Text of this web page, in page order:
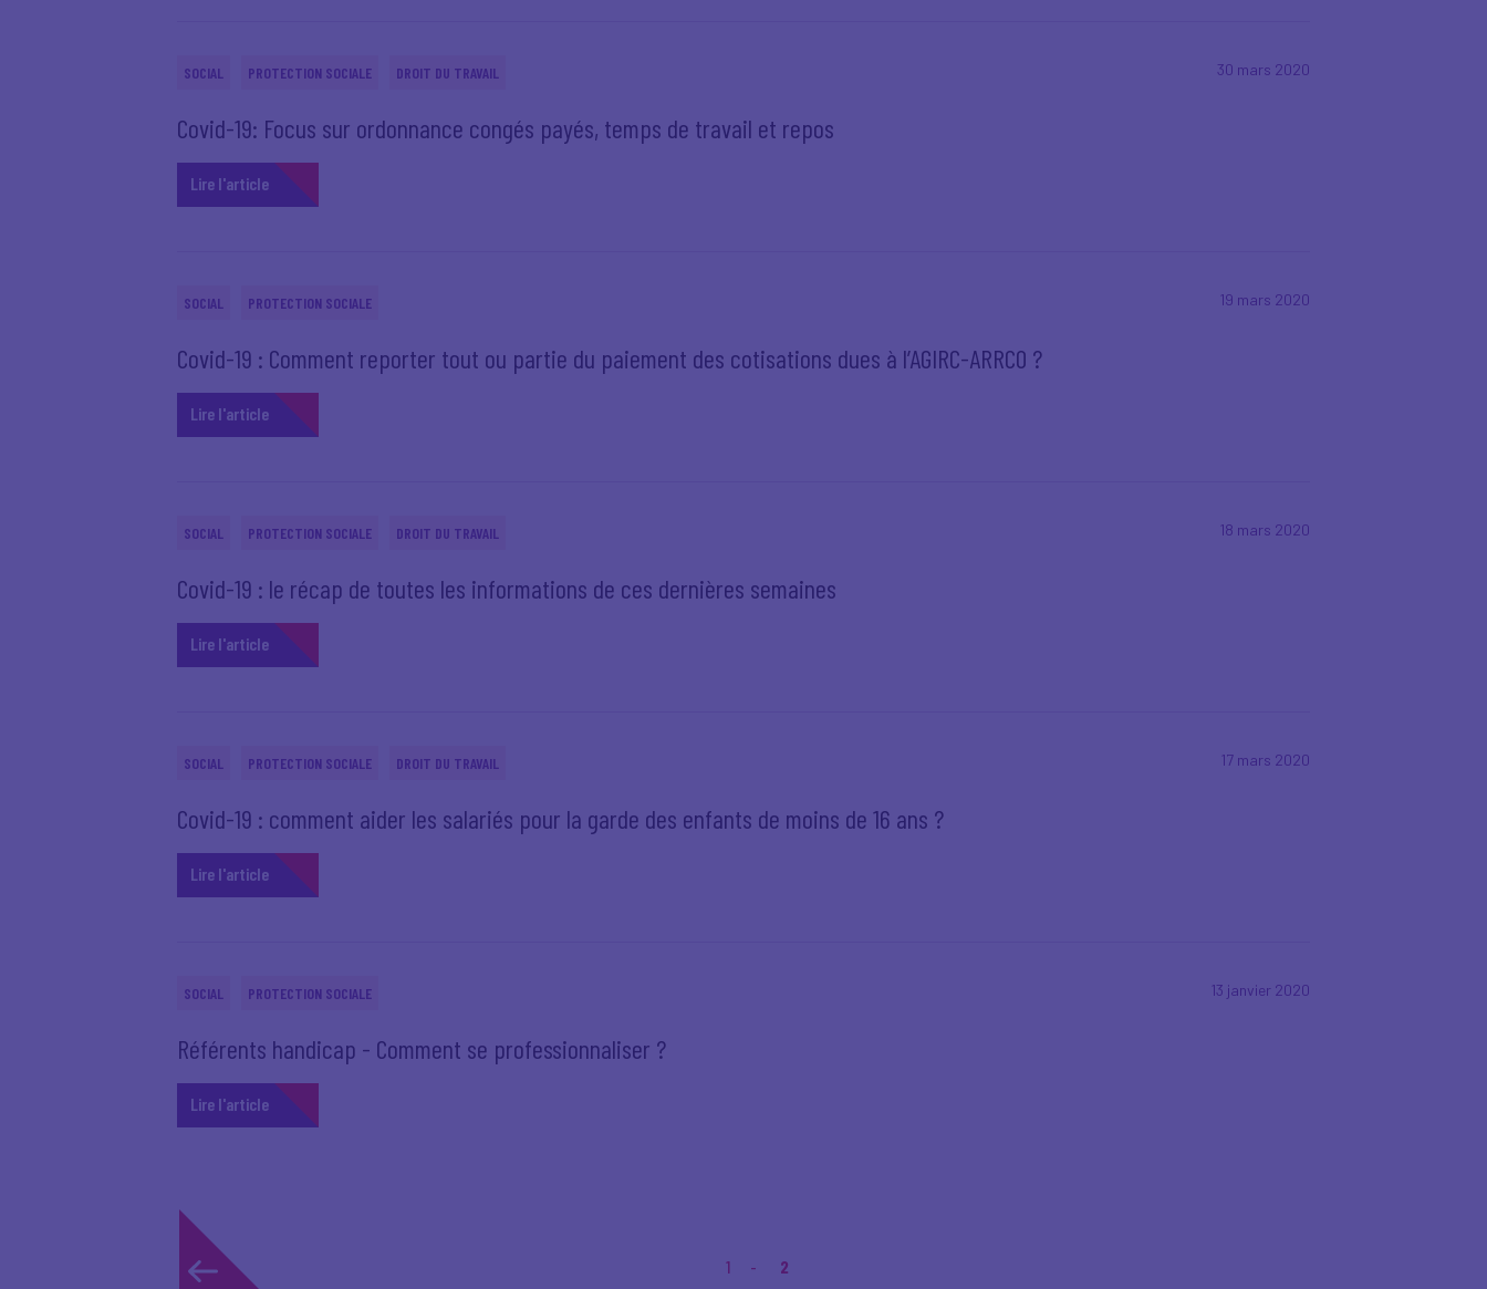
30 mars 2020
SOCIAL PROTECTION SOCIALE DROIT DU TRAVAIL
Covid-19: Focus sur ordonnance congés payés, temps de travail et repos
Lire l'article
19 mars 2020
SOCIAL PROTECTION SOCIALE
Covid-19 : Comment reporter tout ou partie du paiement des cotisations dues à l’AGIRC-ARRCO ?
Lire l'article
18 mars 2020
SOCIAL PROTECTION SOCIALE DROIT DU TRAVAIL
Covid-19 : le récap de toutes les informations de ces dernières semaines
Lire l'article
17 mars 2020
SOCIAL PROTECTION SOCIALE DROIT DU TRAVAIL
Covid-19 : comment aider les salariés pour la garde des enfants de moins de 16 ans ?
Lire l'article
13 janvier 2020
SOCIAL PROTECTION SOCIALE
Référents handicap - Comment se professionnaliser ?
Lire l'article
1 2